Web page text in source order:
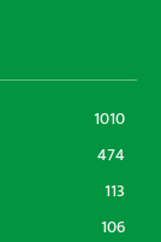
1010
474
113
106